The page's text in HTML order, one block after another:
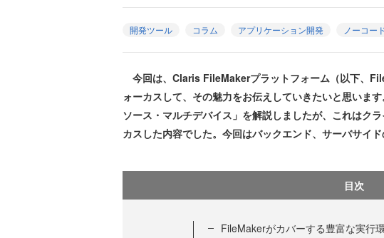
開発ツール コラム アプリケーション開発 ノーコー
今回は、Claris FileMakerプラットフォーム（以下、
ォーカスして、その魅力をお伝えしていきたいと思いま
ソース・マルチデバイス」を解説しましたが、これはク
カスした内容でした。今回はバックエンド、サーバサイ
目次
FileMakerがカバーする豊富な実行